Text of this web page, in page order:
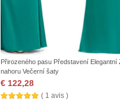
Přirozeného pasu Představení Elegantní
nahoru Večerní šaty
€ 122,28
( 1 avis )